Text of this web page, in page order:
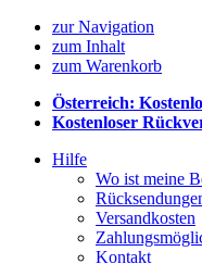
zur Navigation
zum Inhalt
zum Warenkorb
Österreich:
Kostenloser
Hilfe
Wo ist meine
Versandkosten
Kontakt